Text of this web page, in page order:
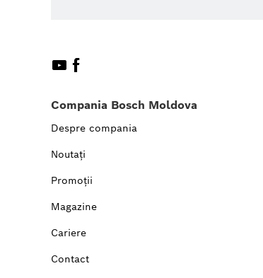
Compania Bosch Moldova
Despre compania
Noutați
Promoții
Magazine
Cariere
Contact